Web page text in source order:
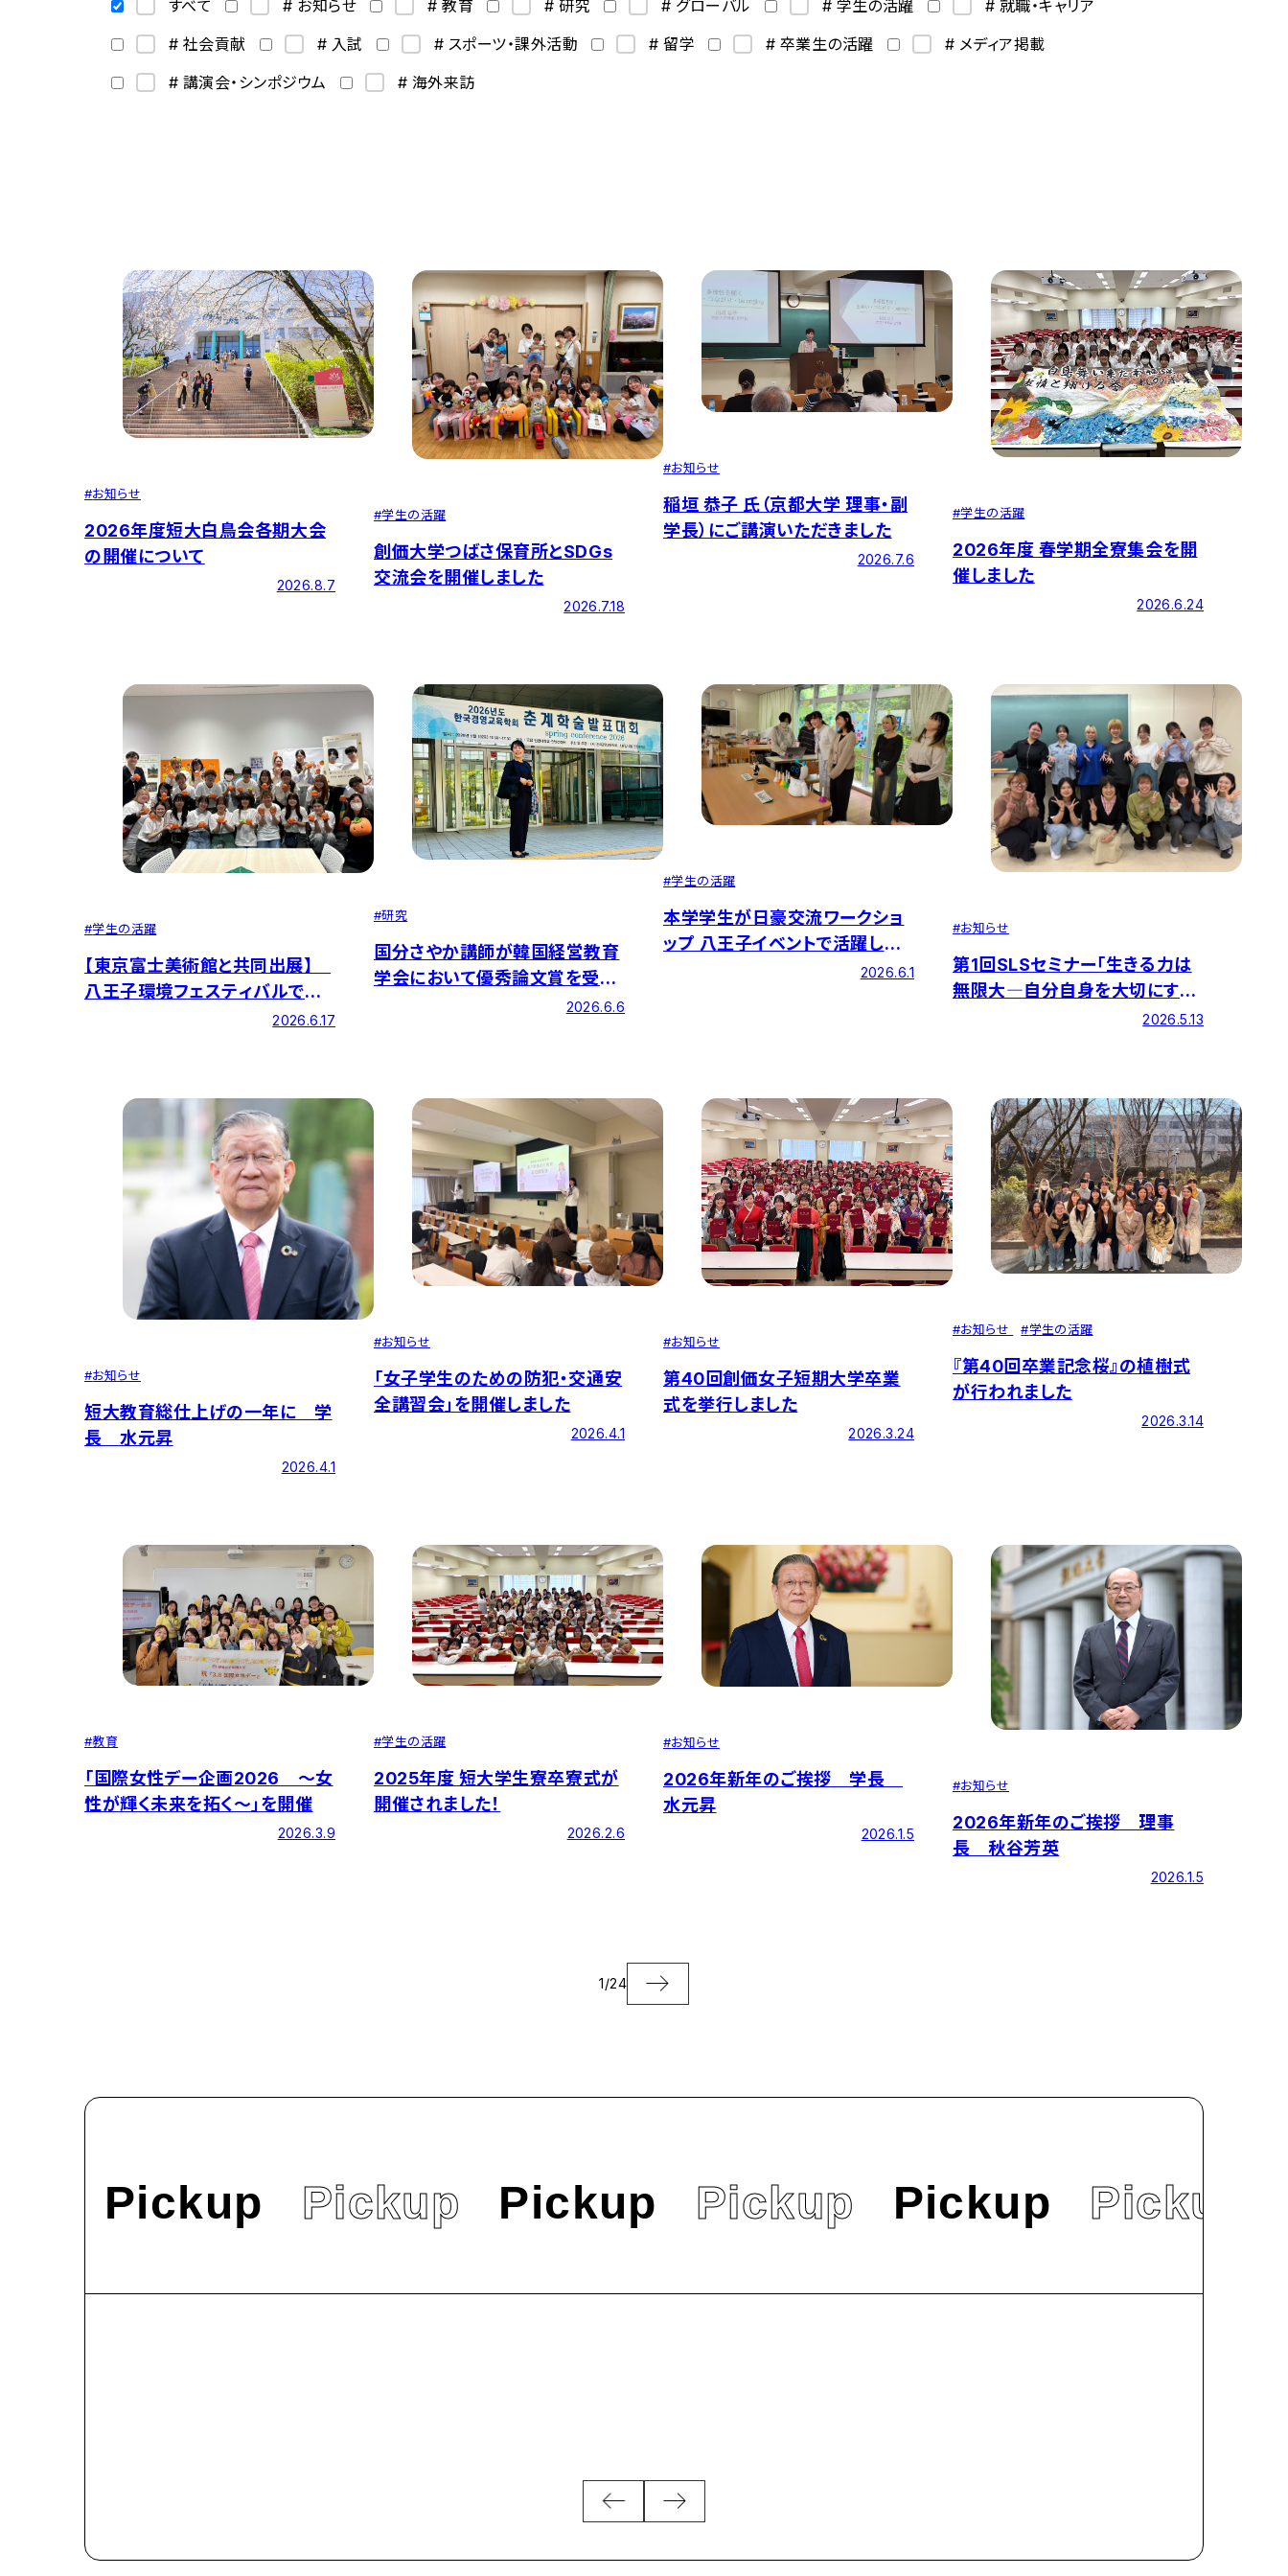
すべて # お知らせ # 教育 # 研究 # グローバル # 学生の活躍
# 就職・キャリア
# 社会貢献
# 入試 # スポーツ・課外活動 # 留学 # 卒業生の活躍
# メディア掲載
# 講演会・シンポジウム
# 海外来訪
#お知らせ
2026年度短大白鳥会各期大会
の開催について
2026.8.7
#学生の活躍
創価大学つばさ保育所とSDGs
交流会を開催しました
2026.7.18
#お知らせ
稲垣 恭子 氏（京都大学 理事・副
学長）にご講演いただきました
2026.7.6
#学生の活躍
2026年度 春学期全寮集会を開
催しました
2026.6.24
#学生の活躍
【東京富士美術館と共同出展】
八王子環境フェスティバルで平
和と共生の大切さを伝える2026.6.17
#研究
国分さやか講師が韓国経営教育
学会において優秀論文賞を受賞
2026.6.6
#学生の活躍
本学学生が日豪交流ワークショ
ップ 八王子イベントで活躍しま
2026.6.1
#お知らせ
第1回SLSセミナー「生きる力は
無限大―自分自身を大切にする
ために―」を開催しました2026.5.13
#お知らせ
短大教育総仕上げの一年に 学
長 水元昇
2026.4.1
#お知らせ
「女子学生のための防犯・交通安
全講習会」を開催しました
2026.4.1
#お知らせ
第40回創価女子短期大学卒業
式を挙行しました
2026.3.24
#お知らせ #学生の活躍
『第40回卒業記念桜』の植樹式
が行われました
2026.3.14
#教育
「国際女性デー企画2026 ～女
性が輝く未来を拓く～」を開催
2026.3.9
#学生の活躍
2025年度 短大学生寮卒寮式が
開催されました！
2026.2.6
#お知らせ
2026年新年のご挨拶 学長
水元昇
2026.1.5
#お知らせ
2026年新年のご挨拶 理事
長 秋谷芳英
2026.1.5
1/24
Pickup Pickup Pickup Pickup Pickup Pickup